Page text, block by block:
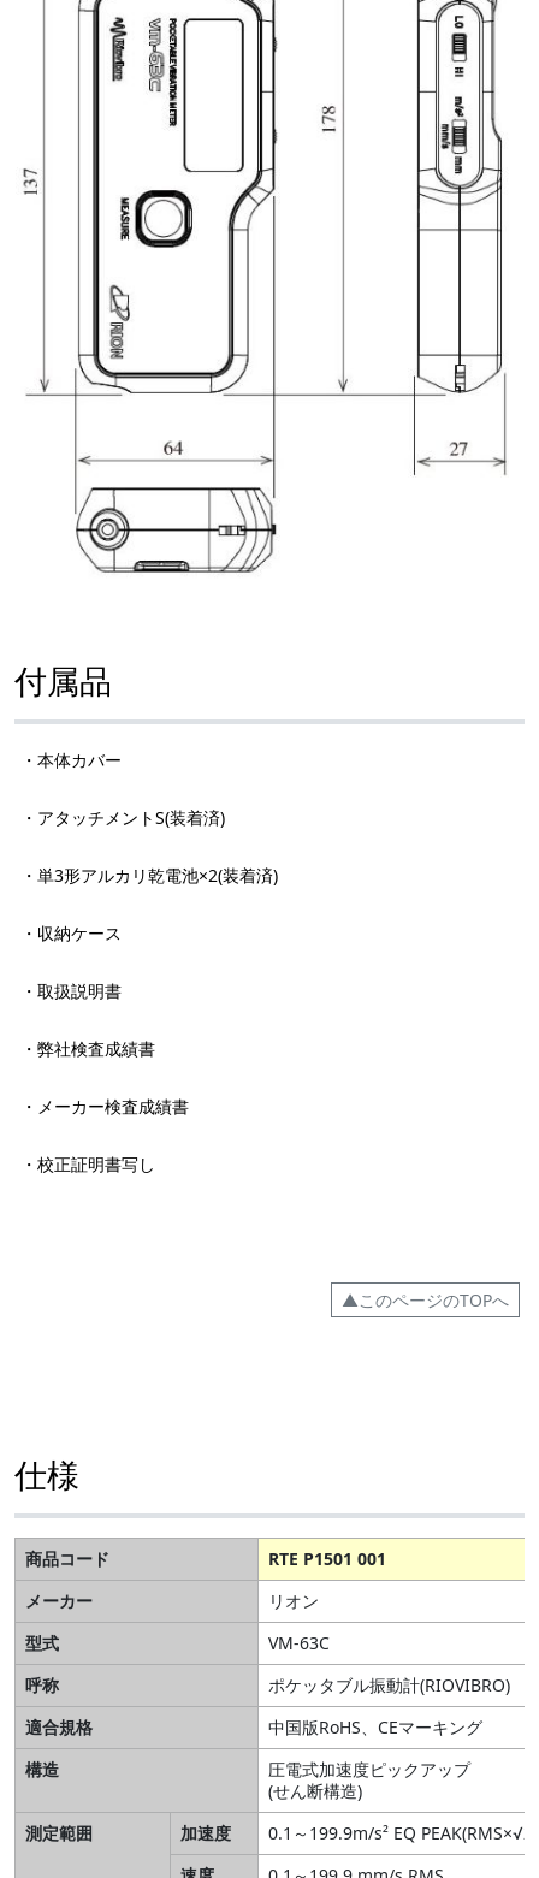
付属品
・本体カバー
・アタッチメントS(装着済)
・単3形アルカリ乾電池×2(装着済)
・収納ケース
・取扱説明書
・弊社検査成績書
・メーカー検査成績書
・校正証明書写し
▲このページのTOPへ
仕様
商品コード
RTE P1501 001
メーカー
リオン
型式
VM-63C
呼称
ポケッタブル振動計(RIOVIBRO)
適合規格
中国版RoHS、CEマーキング
構造
圧電式加速度ピックアップ
(せん断構造)
測定範囲
加速度
0.1～199.9m/s² EQ PEAK(RMS×√2)